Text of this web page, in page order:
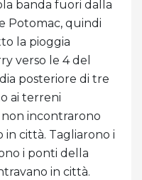
banda fuori dalla
Potomac, quindi
la pioggia
verso le 4 del
posteriore di tre
ai terreni
incontrarono
città. Tagliarono i
i ponti della
in città.